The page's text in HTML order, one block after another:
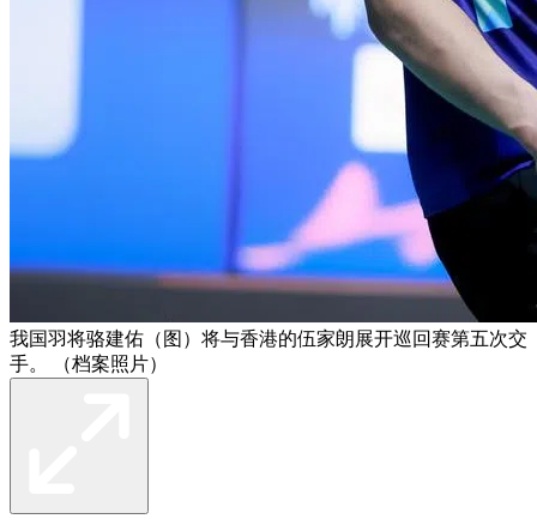
我国羽将骆建佑（图）将与香港的伍家朗展开巡回赛第五次交
手。 （档案照片）